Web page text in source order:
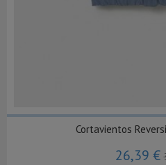
Cortavientos
26,39 €